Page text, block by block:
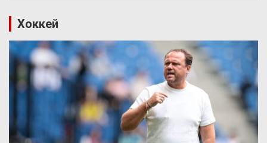
Хоккей